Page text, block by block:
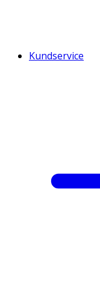
Kundservice